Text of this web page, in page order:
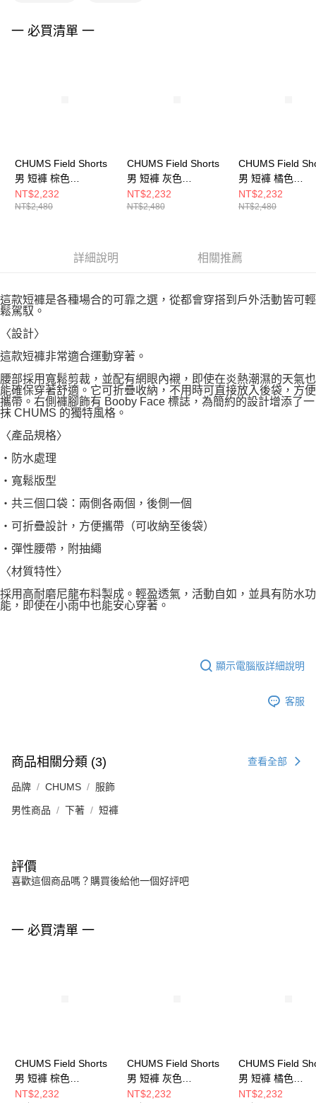
２．關於個人資料處理事宜，請瀏覽以下網址：
一 必買清單 一
CHUMS Field Shorts
男 短褲 棕色
CH031427B005
NT$2,232
NT$2,480
CHUMS Field Shorts
男 短褲 灰色
CH031427G001
NT$2,232
NT$2,480
CHUMS Field
男 短褲 橘色
CH031427D001
NT$2,232
NT$2,480
詳細說明 相關推薦
這款短褲是各種場合的可靠之選，從都會穿搭到戶外活動皆可輕
鬆駕馭。
〈設計〉
這款短褲非常適合運動穿著。
腰部採用寬鬆剪裁，並配有網眼內襯，即使在炎熱潮濕的天氣也
能確保穿著舒適。它可折疊收納，不用時可直接放入後袋，方便
攜帶。右側褲腳飾有 Booby Face 標誌，為簡約的設計增添了一
抹 CHUMS 的獨特風格。
〈產品規格〉
・防水處理
・寬鬆版型
・共三個口袋：兩側各兩個，後側一個
・可折疊設計，方便攜帶（可收納至後袋）
・彈性腰帶，附抽繩
〈材質特性〉
採用高耐磨尼龍布料製成。輕盈透氣，活動自如，並具有防水功
能，即使在小雨中也能安心穿著。
顯示電腦版詳細說明
客服
商品相關分類 (3) 查看全部
品牌 CHUMS 服飾
男性商品 下著 短褲
評價
喜歡這個商品嗎？購買後給他一個好評吧
一 必買清單 一
CHUMS Field Shorts
男 短褲 棕色
CH031427B005
NT$2,232
CHUMS Field Shorts
男 短褲 灰色
CH031427G001
NT$2,232
CHUMS Field
男 短褲 橘色
CH031427D001
NT$2,232